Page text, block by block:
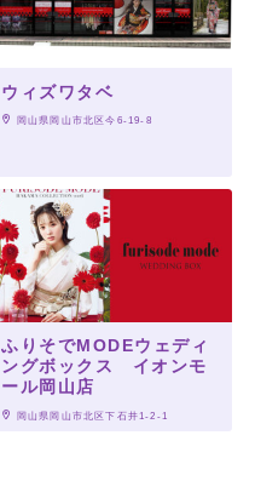
ウィズワタベ
岡山県岡山市北区今6-19-8
ふりそでMODEウェディ
ングボックス イオンモ
ール岡山店
岡山県岡山市北区下石井1-2-1